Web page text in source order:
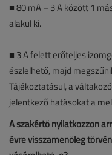
■ 80 mA – 3 A között 1
alakul ki.
■ 3 A felett erőteljes
észlelhető, majd
Tájékoztatásul, a
jelentkező hatásokat a
A szakértő nyilatkozzon
évre visszamenőleg